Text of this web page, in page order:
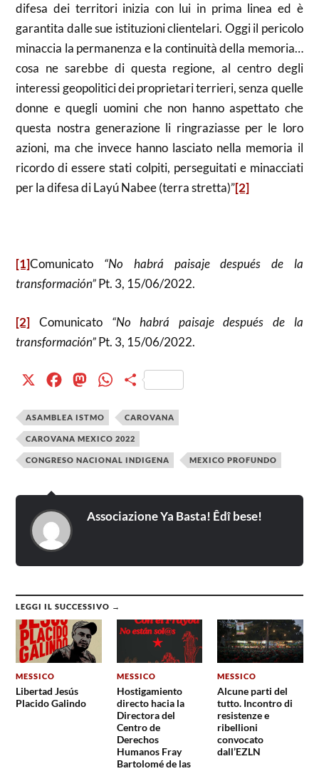
difesa dei territori inizia con lui in prima linea ed è
garantita dalle sue istituzioni clientelari. Oggi il pericolo
minaccia la permanenza e la continuità della memoria…
cosa ne sarebbe di questa regione, al centro degli
interessi geopolitici dei proprietari terrieri, senza quelle
donne e quegli uomini che non hanno aspettato che
questa nostra generazione li ringraziasse per le loro
azioni, ma che invece hanno lasciato nella memoria il
ricordo di essere stati colpiti, perseguitati e minacciati
per la difesa di Layú Nabee (terra stretta)”[2]
[1]Comunicato “No habrá paisaje después de la
transformación”Pt. 3, 15/06/2022.
[2] Comunicato “No habrá paisaje después de la
transformación”Pt. 3, 15/06/2022.
FacebookMastodonWhatsAppCondividi
ASAMBLEA ISTMO CAROVANA
CAROVANA MEXICO 2022
CONGRESO NACIONAL INDIGENA MEXICO PROFUNDO
Associazione Ya Basta! Êdî bese!
LEGGI IL SUCCESSIVO →
MESSICO
Libertad Jesús
Placido Galindo
MESSICO
Hostigamiento
directo hacia la
Directora del
Centro de
Derechos
Humanos Fray
Bartolomé de las
MESSICO
Alcune parti del
tutto. Incontro di
resistenze e
ribellioni
convocato
dall’EZLN